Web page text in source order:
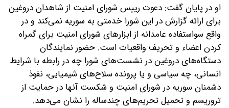
او در پایان گفت: دعوت رییس شورای امنیت از شاهدان دروغین
برای ارائه گزارش در این شورا خدمتی به سوریه نمی‌کند و در
واقع سواستفاده عامدانه از ابزارهای شورای امنیت برای گمراه
کردن اعضاء و تحریف واقعیات است. حضور نمایندگان
دستگاه‌های دروغین در نشست‌های شورا چه در رابطه با شرایط
انسانی، چه سیاسی و یا پرونده سلاح‌های شیمیایی، نفوذ
دشمنان سوریه در شورای امنیت و شکست آنها در حمایت از
تروریسم و تحمیل تحریم‌های چندساله را نشان می‌دهد.